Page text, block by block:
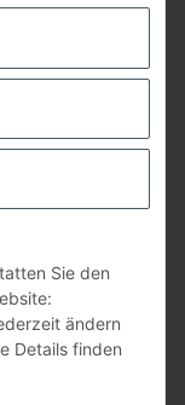
Sie den
ändern
Details finden